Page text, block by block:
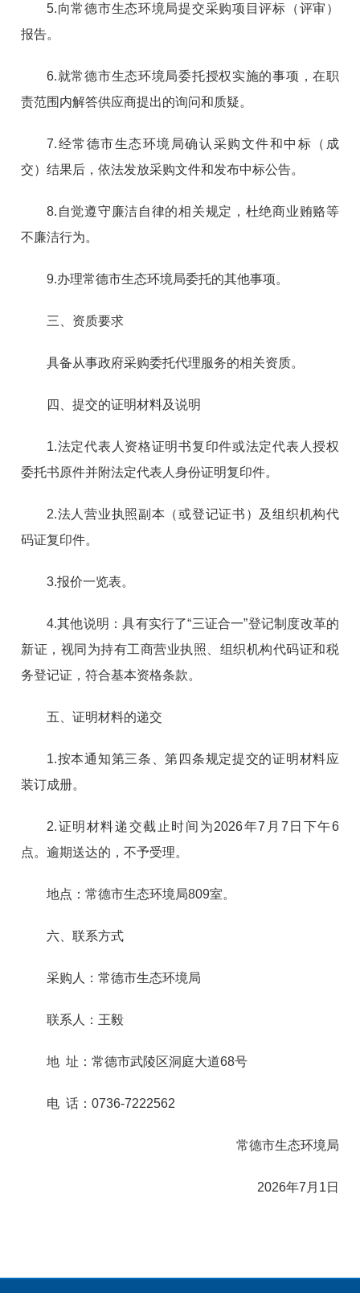
5.向常德市生态环境局提交采购项目评标（评审）
报告。
6.就常德市生态环境局委托授权实施的事项，在职
责范围内解答供应商提出的询问和质疑。
7.经常德市生态环境局确认采购文件和中标（成
交）结果后，依法发放采购文件和发布中标公告。
8.自觉遵守廉洁自律的相关规定，杜绝商业贿赂等
不廉洁行为。
9.办理常德市生态环境局委托的其他事项。
三、资质要求
具备从事政府采购委托代理服务的相关资质。
四、提交的证明材料及说明
1.法定代表人资格证明书复印件或法定代表人授权
委托书原件并附法定代表人身份证明复印件。
2.法人营业执照副本（或登记证书）及组织机构代
码证复印件。
3.报价一览表。
4.其他说明：具有实行了“三证合一”登记制度改革的
新证，视同为持有工商营业执照、组织机构代码证和税
务登记证，符合基本资格条款。
五、证明材料的递交
1.按本通知第三条、第四条规定提交的证明材料应
装订成册。
2.证明材料递交截止时间为2026年7月7日下午6
点。逾期送达的，不予受理。
地点：常德市生态环境局809室。
六、联系方式
采购人：常德市生态环境局
联系人：王毅
地 址：常德市武陵区洞庭大道68号
电 话：0736-7222562
常德市生态环境局
2026年7月1日